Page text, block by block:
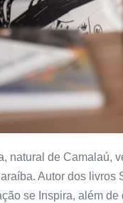
natural de Camalaú,
Autor dos
se Inspira, além